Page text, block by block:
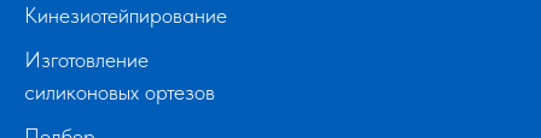
Кинезиотейпирование
Изготовление
силиконовых ортезов